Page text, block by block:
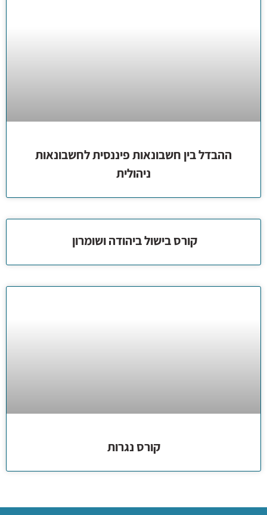
ההבדל בין חשבונאות פיננסית לחשבונאות
ניהולית
קורס בישול ביהודה ושומרון
קורס נגרות